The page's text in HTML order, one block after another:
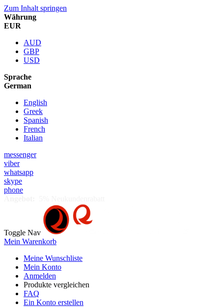
Zum Inhalt springen
Währung
EUR
AUD
GBP
USD
Sprache
German
English
Greek
Spanish
French
Italian
messenger
viber
whatsapp
skype
phone
Toggle Nav
Mein Warenkorb
Meine Wunschliste
Mein Konto
Anmelden
Produkte vergleichen
FAQ
Ein Konto erstellen